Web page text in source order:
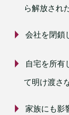
ら解放され
会社を閉鎖
自宅を所有
て明け渡さ
家族にも影